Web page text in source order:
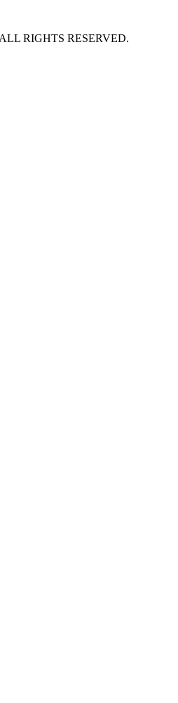
RIGHTS RESERVED.